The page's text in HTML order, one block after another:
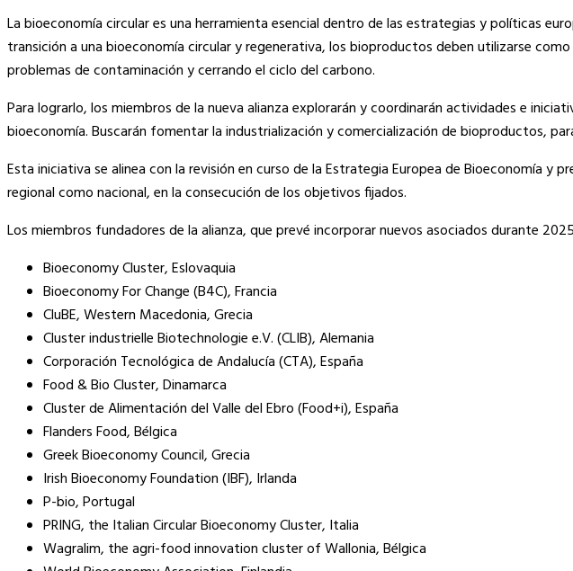
La bioeconomía circular es una herramienta esencial dentro de las estrategias y políticas
transición a una bioeconomía circular y regenerativa, los bioproductos deben utilizarse
problemas de contaminación y cerrando el ciclo del carbono.
Para lograrlo, los miembros de la nueva alianza explorarán y coordinarán actividades e
bioeconomía. Buscarán fomentar la industrialización y comercialización de bioproductos,
Esta iniciativa se alinea con la revisión en curso de la Estrategia Europea de Bioeconomía
regional como nacional, en la consecución de los objetivos fijados.
Los miembros fundadores de la alianza, que prevé incorporar nuevos asociados durante
Bioeconomy Cluster, Eslovaquia
Bioeconomy For Change (B4C), Francia
CluBE, Western Macedonia, Grecia
Cluster industrielle Biotechnologie e.V. (CLIB), Alemania
Corporación Tecnológica de Andalucía (CTA), España
Food & Bio Cluster, Dinamarca
Cluster de Alimentación del Valle del Ebro (Food+i), España
Flanders Food, Bélgica
Greek Bioeconomy Council, Grecia
Irish Bioeconomy Foundation (IBF), Irlanda
P-bio, Portugal
PRING, the Italian Circular Bioeconomy Cluster, Italia
Wagralim, the agri-food innovation cluster of Wallonia, Bélgica